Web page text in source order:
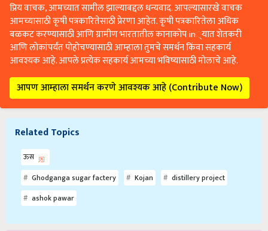
प्रिय वाचक, आमच्यात सामील झाल्याबद्दल धन्यवाद. आपल्यासारखे वाचक
आमच्यासाठी कृषी पत्रकारितेसाठी प्रेरणा आहेत. कृषी पत्रकारितेला अधिक
बळकट करण्यासाठी आणि ग्रामीण भारतातील कानाकोप in्यात शेतकरी
आणि लोकांपर्यंत पोहोचण्यासाठी आम्हाला तुमचे समर्थन किंवा सहकार्य
आवश्यक आहे. आपले प्रत्येक सहकार्य आमच्या भविष्यासाठी मोलाचे आहे.
आपण आम्हाला समर्थन करणे आवश्यक आहे (Contribute Now)
Related Topics
ऊस
Ghodganga sugar factery
Kojan
distillery project
ashok pawar